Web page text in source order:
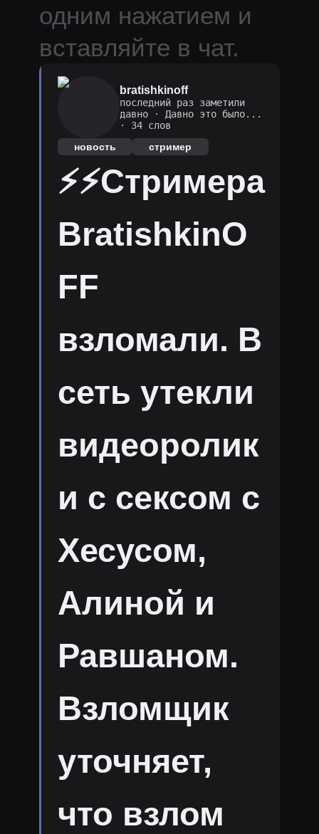
одним нажатием и
вставляйте в чат.
bratishkinoff
последний раз заметили
давно·
Давно это было...
· 34 слов
новость
стример
⚡⚡Стримера
BratishkinO
FF
взломали. В
сеть утекли
видеоролик
и с сексом с
Хесусом,
Алиной и
Равшаном.
Взломщик
уточняет,
что взлом